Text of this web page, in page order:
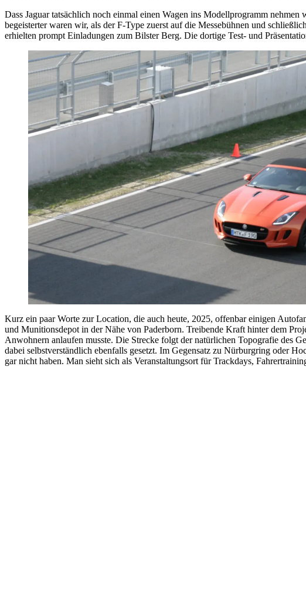
Dass Jaguar tatsächlich noch einmal einen Wagen ins Modellprogramm
begeisterter waren wir, als der F-Type zuerst auf die Messebühnen und
erhielten prompt Einladungen zum Bilster Berg. Die dortige Test- und
Kurz ein paar Worte zur Location, die auch heute, 2025, offenbar einigen
und Munitionsdepot in der Nähe von Paderborn. Treibende Kraft hinter dem
Anwohnern anlaufen musste. Die Strecke folgt der natürlichen Topografie des
dabei selbstverständlich ebenfalls gesetzt. Im Gegensatz zu Nürburgring oder
gar nicht haben. Man sieht sich als Veranstaltungsort für Trackdays,